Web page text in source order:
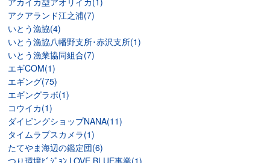
アクアランド江之浦(7)
いとう漁協(4)
いとう漁協八幡野支所･赤沢支所(1)
いとう漁業協同組合(7)
エギCOM(1)
エギング(75)
エギングラボ(1)
コウイカ(1)
ダイビングショップNANA(11)
タイムラプスカメラ(1)
たてやま海辺の鑑定団(6)